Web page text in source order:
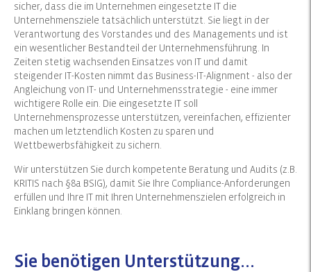
sicher, dass die im Unternehmen eingesetzte IT die
Unternehmensziele tatsächlich unterstützt. Sie liegt in der
Verantwortung des Vorstandes und des Managements und ist
ein wesentlicher Bestandteil der Unternehmensführung. In
Zeiten stetig wachsenden Einsatzes von IT und damit
steigender IT-Kosten nimmt das Business-IT-Alignment - also der
Angleichung von IT- und Unternehmensstrategie - eine immer
wichtigere Rolle ein. Die eingesetzte IT soll
Unternehmensprozesse unterstützen, vereinfachen, effizienter
machen um letztendlich Kosten zu sparen und
Wettbewerbsfähigkeit zu sichern.
Wir unterstützen Sie durch kompetente Beratung und Audits (z.B.
KRITIS nach §8a BSIG), damit Sie Ihre Compliance-Anforderungen
erfüllen und Ihre IT mit Ihren Unternehmenszielen erfolgreich in
Einklang bringen können.
Sie benötigen Unterstützung...